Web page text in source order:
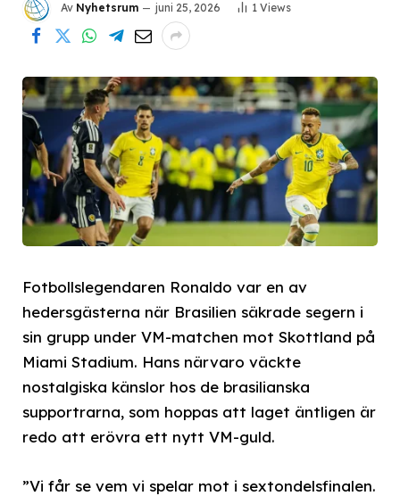
Av Nyhetsrum juni 25, 2026 1 Views
Fotbollslegendaren Ronaldo var en av
hedersgästerna när Brasilien säkrade segern i
sin grupp under VM-matchen mot Skottland på
Miami Stadium. Hans närvaro väckte
nostalgiska känslor hos de brasilianska
supportrarna, som hoppas att laget äntligen är
redo att erövra ett nytt VM-guld.
”Vi får se vem vi spelar mot i sextondelsfinalen.